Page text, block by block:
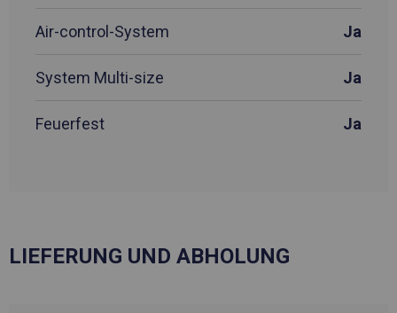
Air-control-System Ja
System Multi-size Ja
Feuerfest Ja
LIEFERUNG UND ABHOLUNG